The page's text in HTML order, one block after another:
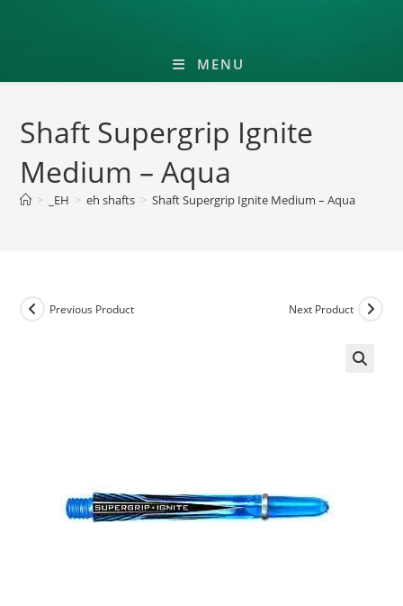
MENU
Shaft Supergrip Ignite
Medium – Aqua
> _EH > eh shafts > Shaft Supergrip Ignite Medium – Aqua
Previous Product Next Product